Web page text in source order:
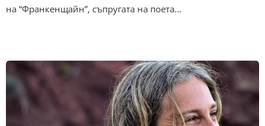
на “Франкенщайн”, съпругата на поета…